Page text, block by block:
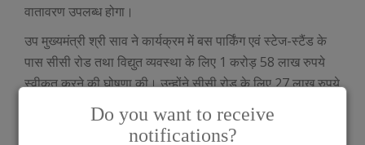
वातावरण उपलब्ध होगा।
उप मुख्यमंत्री श्री साव ने कार्यक्रम में बस पार्किंग एवं स्टेज-स्टैंड के
पास सीसी रोड तथा विद्युत व्यवस्था के लिए 1 करोड़ 58 लाख रुपये
स्वीकृत करने की घोषणा की। उन्होंने सीसी रोड के लिए 27 लाख रुपये
की भी घोषणा की। उन्होंने नगर पालिका की मांग पर 3 करोड़ 72 लाख
रुपये के प्रस्तावित विकास कार्यों को स्वीकृत करने के साथ ही नए
Do you want to receive
notifications?